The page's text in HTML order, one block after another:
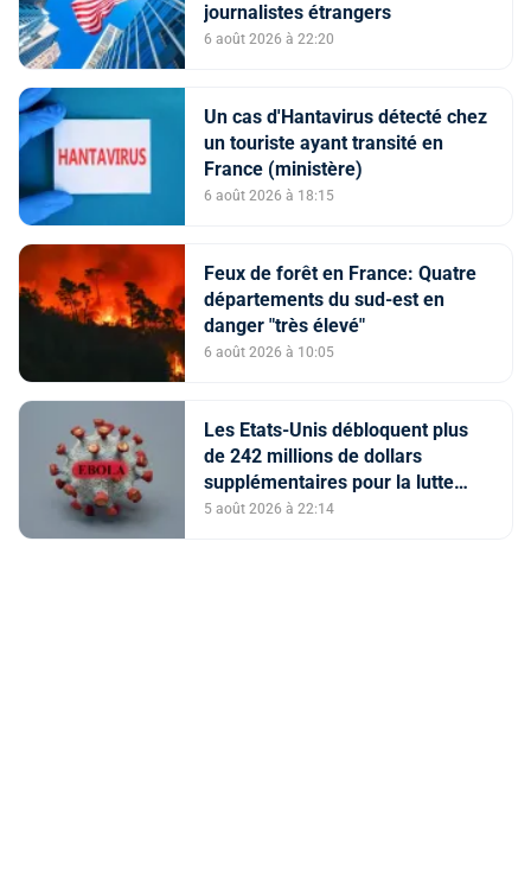
journalistes étrangers
6 août 2026 à 22:20
Un cas d'Hantavirus détecté chez
un touriste ayant transité en
France (ministère)
6 août 2026 à 18:15
Feux de forêt en France: Quatre
départements du sud-est en
danger "très élevé"
6 août 2026 à 10:05
Les Etats-Unis débloquent plus
de 242 millions de dollars
supplémentaires pour la lutte
contre Ebola
5 août 2026 à 22:14